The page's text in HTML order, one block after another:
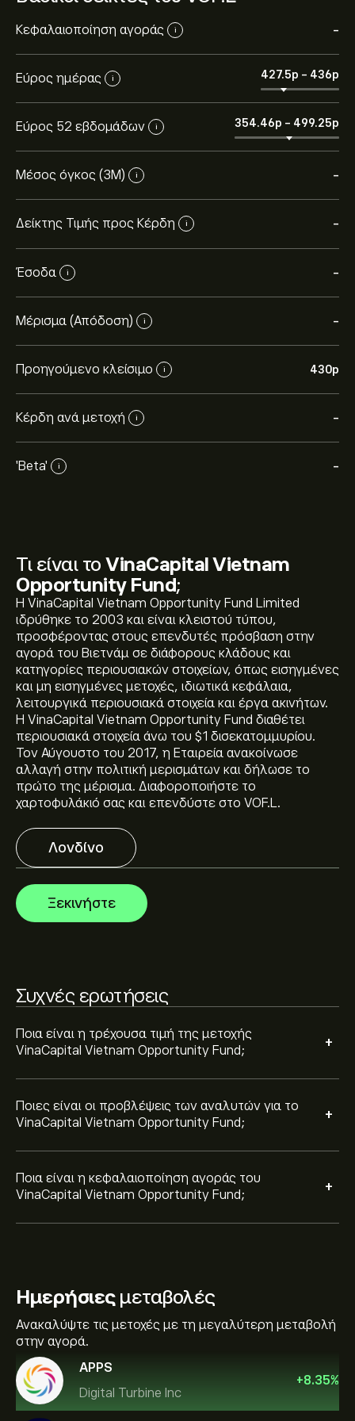
Κεφαλαιοποίηση αγοράς i -
Εύρος ημέρας i 427.5‎p‎ - 436‎p‎
Εύρος 52 εβδομάδων i 354.46‎p‎ - 499.25‎p‎
Μέσος όγκος (3Μ) i -
Δείκτης Τιμής προς Κέρδη i -
Έσοδα i -
Μέρισμα (Απόδοση) i -
Προηγούμενο κλείσιμο i 430‎p‎
Κέρδη ανά μετοχή i -
'Beta' i -
Τι είναι το VinaCapital Vietnam
Opportunity Fund;
Η VinaCapital Vietnam Opportunity Fund Limited
ιδρύθηκε το 2003 και είναι κλειστού τύπου,
προσφέροντας στους επενδυτές πρόσβαση στην
αγορά του Βιετνάμ σε διάφορους κλάδους και
κατηγορίες περιουσιακών στοιχείων, όπως εισηγμένες
και μη εισηγμένες μετοχές, ιδιωτικά κεφάλαια,
λειτουργικά περιουσιακά στοιχεία και έργα ακινήτων.
Η VinaCapital Vietnam Opportunity Fund διαθέτει
περιουσιακά στοιχεία άνω του $1 δισεκατομμυρίου.
Τον Αύγουστο του 2017, η Εταιρεία ανακοίνωσε
αλλαγή στην πολιτική μερισμάτων και δήλωσε το
πρώτο της μέρισμα. Διαφοροποιήστε το
χαρτοφυλάκιό σας και επενδύστε στο VOF.L.
Λονδίνο
Ξεκινήστε
Συχνές ερωτήσεις
Ποια είναι η τρέχουσα τιμή της μετοχής
VinaCapital Vietnam Opportunity Fund;
+
Η τρέχουσα τιμή του VOF.L είναι 430.00‎p‎.
Ποιες είναι οι προβλέψεις των αναλυτών για το
VinaCapital Vietnam Opportunity Fund;
+
Οι αναλυτές προσφέρουν προβλέψεις για το
VinaCapital Vietnam Opportunity Fund με βάση τις
αναμενόμενη ανάπτυξη. Δείτε την πιο πρόσφατη
πρόβλεψη για τις μελλοντικές διακυμάνσεις της
τιμής.
Ποια είναι η κεφαλαιοποίηση αγοράς του
VinaCapital Vietnam Opportunity Fund;
+
Η κεφαλαιοποίηση αγοράς του VinaCapital Vietnam
Opportunity Fund είναι (Τα δεδομένα δεν είναι
διαθέσιμα αυτή τη στιγμή)
Ημερήσιεςμεταβολές
Ανακαλύψτε τις μετοχές με τη μεγαλύτερη μεταβολή
στην αγορά.
APPS
Digital Turbine Inc
+8.35%